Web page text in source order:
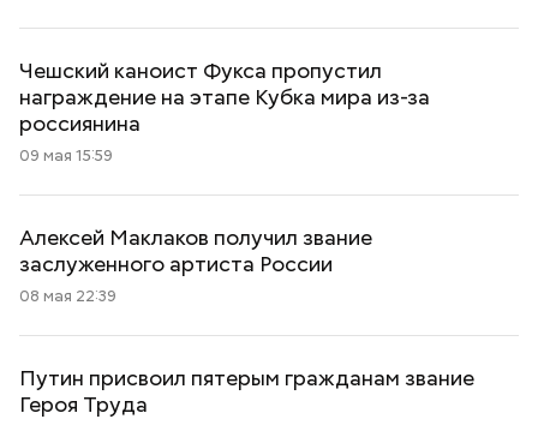
Чешский каноист Фукса пропустил
награждение на этапе Кубка мира из-за
россиянина
09 мая 15:59
Алексей Маклаков получил звание
заслуженного артиста России
08 мая 22:39
Путин присвоил пятерым гражданам звание
Героя Труда